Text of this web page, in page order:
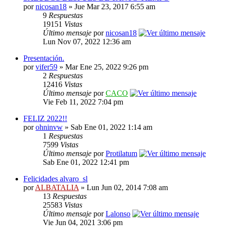
pornicosan18 » Jue Mar 23, 2017 6:55 am
9 Respuestas
19151 Vistas
Último mensaje pornicosan18
Lun Nov 07, 2022 12:36 am
Presentación.
porvifer59 » Mar Ene 25, 2022 9:26 pm
2 Respuestas
12416 Vistas
Último mensaje porCACO
Vie Feb 11, 2022 7:04 pm
FELIZ 2022!!
porohninvw » Sab Ene 01, 2022 1:14 am
1 Respuestas
7599 Vistas
Último mensaje porProtilatum
Sab Ene 01, 2022 12:41 pm
Felicidades alvaro_sl
porALBATALIA» Lun Jun 02, 2014 7:08 am
13 Respuestas
25583 Vistas
Último mensaje porLalonso
Vie Jun 04, 2021 3:06 pm